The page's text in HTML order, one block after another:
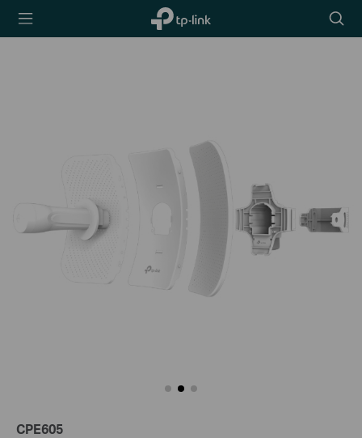
TP-Link,
Reliably
icon
CPE605